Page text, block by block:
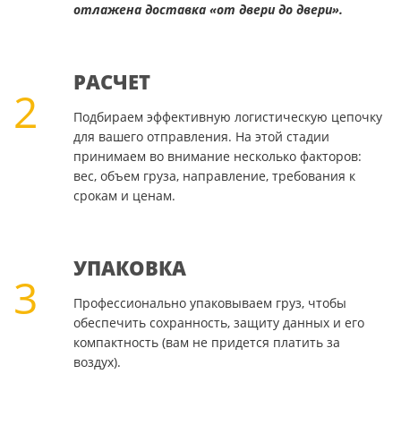
отлажена доставка «от двери до двери».
2
РАСЧЕТ
Подбираем эффективную логистическую цепочку
для вашего отправления. На этой стадии
принимаем во внимание несколько факторов:
вес, объем груза, направление, требования к
срокам и ценам.
3
УПАКОВКА
Профессионально упаковываем груз, чтобы
обеспечить сохранность, защиту данных и его
компактность (вам не придется платить за
воздух).